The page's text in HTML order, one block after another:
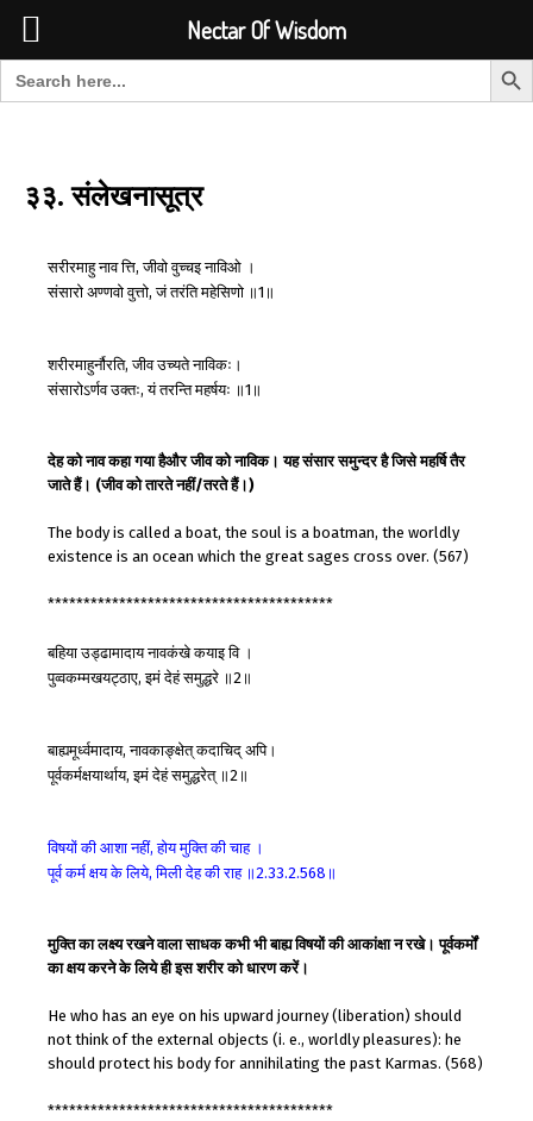
Search for: Search
३३. संलेखनासूत्र
सरीरमाहुनावत्ति,जीवोवुच्चइनाविओ ।
संसारोअण्णवोवुत्तो,जंतरंतिमहेसिणो ॥1 ॥
शरीरमाहुर्नौरति,जीवउच्यतेनाविकः।
संसारोऽर्णवउक्तः,यंतरन्तिमहर्षयः ॥1 ॥
देह को नाव कहा गया हैऔर जीव को नाविक। यह संसार समुन्दर है जिसे महर्षि तैर
जाते हैं। (जीव को तारते नहीं/तरते हैं।)
The body is called a boat, the soul is a boatman, the worldly
existence is an ocean which the great sages cross over. (567)
****************************************
बहियाउड्ढामादायनावकंखेकयाइवि ।
पुव्वकम्मखयट्ठाए,इमंदेहंसमुद्धरे ॥2 ॥
बाह्यमूर्ध्वमादाय,नावकाङ्क्षेत्कदाचिद्अपि।
पूर्वकर्मक्षयार्थाय,इमंदेहंसमुद्धरेत् ॥2 ॥
विषयोंकीआशानहीं,होयमुक्तिकीचाह ।
पूर्वकर्मक्षयकेलिये,मिलीदेहकीराह ॥2.33.2.568 ॥
मुक्ति का लक्ष्य रखने वाला साधक कभी भी बाह्य विषयों की आकांक्षा न रखे। पूर्वकर्मों
का क्षय करने के लिये ही इस शरीर को धारण करें।
He who has an eye on his upward journey (liberation) should
not think of the external objects (i. e., worldly pleasures): he
should protect his body for annihilating the past Karmas. (568)
****************************************
Nectar Of Wisdom